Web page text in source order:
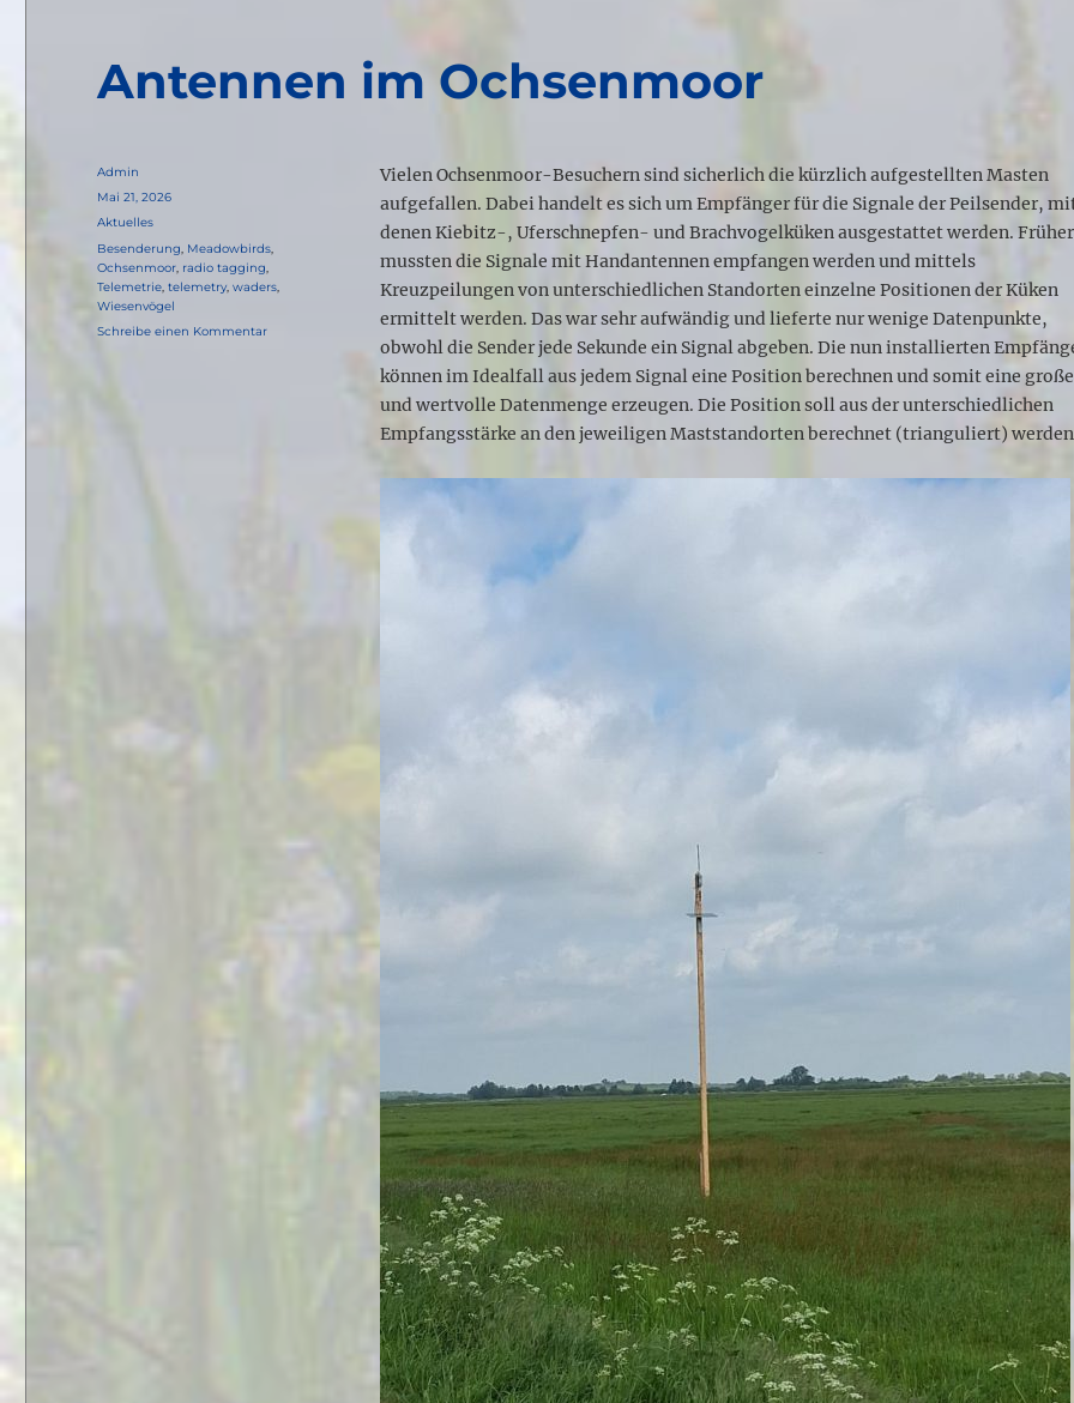
Antennen im Ochsenmoor
Vielen Ochsenmoor-Besuchern sind sicherlich die kürzlich aufgestellten Masten
aufgefallen. Dabei handelt es sich um Empfänger für die Signale der Peilsender,
denen Kiebitz-, Uferschnepfen- und Brachvogelküken ausgestattet werden. Früher
mussten die Signale mit Handantennen empfangen werden und mittels
Kreuzpeilungen von unterschiedlichen Standorten einzelne Positionen der Küken
ermittelt werden. Das war sehr aufwändig und lieferte nur wenige Datenpunkte,
obwohl die Sender jede Sekunde ein Signal abgeben. Die nun installierten
können im Idealfall aus jedem Signal eine Position berechnen und somit eine große
und wertvolle Datenmenge erzeugen. Die Position soll aus der unterschiedlichen
Empfangsstärke an den jeweiligen Maststandorten berechnet (trianguliert)
Autor
Admin
Veröffentlicht
am
Mai 21, 2026
Kategorien
Aktuelles
Schlagwörter
Besenderung, Meadowbirds,
Ochsenmoor, radio tagging,
Telemetrie,telemetry,waders,
Wiesenvögel
Schreibe einen Kommentarzu